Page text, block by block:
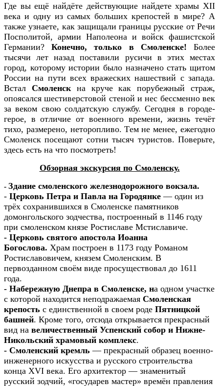
Где вы ещё найдёте действующие найдете храмы XII
века и одну из самых больших крепостей в мире? А
также узнаете, как защищали границы русские от Речи
Посполитой, армии Наполеона и войск фашистской
Германии?Конечно, только в Смоленске!Более
тысячи лет назад поставили русичи в этих местах
город, которому истории было назначено стать щитом
России на пути всех вражеских нашествий с запада.
Встал Смоленскна круче как порубежный страж,
опоясался шестиверстовой стеной и нес бессменно век
за веком свою солдатскую службу. Сегодня в городе-
герое, в отличие от военного времени, жизнь течёт
тихо, размерено, неторопливо. Тем не менее, ежегодно
Смоленск посещают сотни тысяч туристов. Поверьте,
здесь есть на что посмотреть!
Обзорная экскурсия по Смоленску.
- Здание смоленского железнодорожного вокзала.
- Церковь Петра и Павла на Городянке — один из
трёх сохранившихся в Смоленске памятников
домонгольского зодчества, построенный в 1146 году
при смоленском князе Ростиславе Мстиславиче.
- Церковь святого апостола Иоанна
Богослова. Храм построен в 1173 году Романом
Ростиславовичем, князем Смоленским. В
первозданном своём виде просуществовал до 1611
года.
- Набережную Днепра в Смоленске, на одном участке
с которой находится неподражаемая Смоленская
крепость с единственной в своем роде Пятницкой
башней. Кроме того, отсюда открывается прекрасный
вид на величественный Успенский собор и Нижне-
Никольский храмовый комплекс.
- Смоленский кремль— прекрасный образец военно-
инженерного искусства и русского строительства
конца XVI века. Его архитектор — знаменитый
русский зодчий, «государев мастер» времён правления